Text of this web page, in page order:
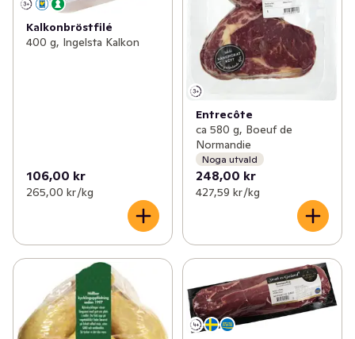
Kalkonbröstfilé
400 g, Ingelsta Kalkon
106,00 kr
265,00 kr /kg
Entrecôte
ca 580 g, Boeuf de
Normandie
Noga utvald
248,00 kr
427,59 kr /kg